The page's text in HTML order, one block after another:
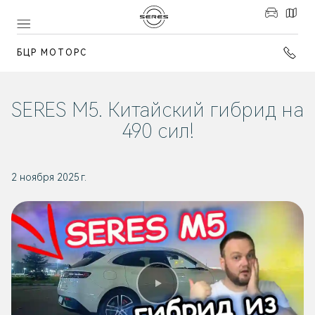
БЦР МОТОРС
SERES M5. Китайский гибрид на
490 сил!
2 ноября 2025 г.